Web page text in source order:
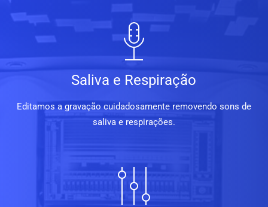
Saliva e Respiração
Editamos a gravação cuidadosamente removendo sons de
saliva e respirações.